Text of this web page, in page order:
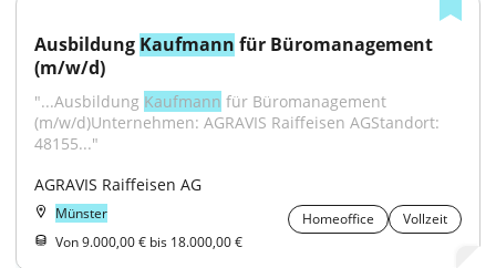
Ausbildung Kaufmann für Büromanagement
(m/w/d)
"...Ausbildung Kaufmann für Büromanagement
(m/w/d)Unternehmen: AGRAVIS Raiffeisen AGStandort:
48155..."
AGRAVIS Raiffeisen AG
Münster Homeoffice
Vollzeit
Von 9.000,00 € bis 18.000,00 €